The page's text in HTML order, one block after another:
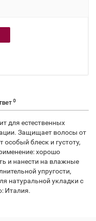
0
для естественных
Защищает волосы от
блеск и густоту,
хорошо
и нанести на влажные
упругости,
натуральной укладки с
Италия.